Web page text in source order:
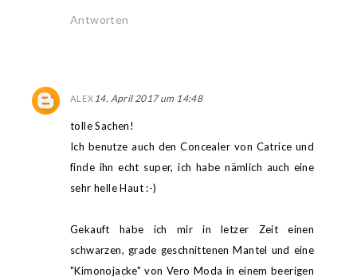
Antworten
ALEX14. April 2017 um 14:48
tolle Sachen!
Ich benutze auch den Concealer von Catrice und
finde ihn echt super, ich habe nämlich auch eine
sehr helle Haut :-)
Gekauft habe ich mir in letzer Zeit einen
schwarzen, grade geschnittenen Mantel und eine
"Kimonojacke" von Vero Moda in einem beerigen